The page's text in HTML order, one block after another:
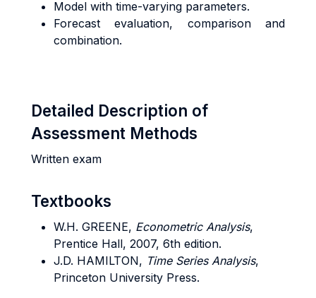
Model with time-varying parameters.
Forecast evaluation, comparison and
combination.
Detailed Description of
Assessment Methods
Written exam
Textbooks
W.H. GREENE, Econometric Analysis,
Prentice Hall, 2007, 6th edition.
J.D. HAMILTON, Time Series Analysis,
Princeton University Press.